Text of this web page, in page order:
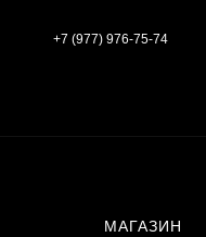
+7 (977) 976-75-74
МАГАЗИН